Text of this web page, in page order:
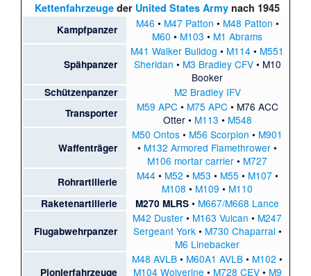
Kettenfahrzeugeder United States Armynach 1945
Kampfpanzer M46 • M47 Patton • M48 Patton •
M60 • M103 • M1 Abrams
Spähpanzer
M41 Walker Bulldog • M114 • M551
Sheridan • M3 Bradley CFV• M10
Booker
Schützenpanzer M2 Bradley IFV
Transporter M59 APC• M75 APC• M76 ACC
Otter• M113 • M548
Waffenträger
M50 Ontos • M56 Scorpion • M901
• M132 Armored Flamethrower •
M106 mortar carrier • M727
Rohrartillerie M44• M52 • M53 • M55 • M107•
M108 • M109 • M110
Raketenartillerie M270 MLRS • M667/M668 Lance
Flugabwehrpanzer
M42 Duster • M163 Vulcan • M247
Sergeant York• M730 Chaparral •
M6 Linebacker
Pionierfahrzeuge
M48 AVLB • M60A1 AVLB • M102 •
M104 Wolverine • M728 CEV• M9